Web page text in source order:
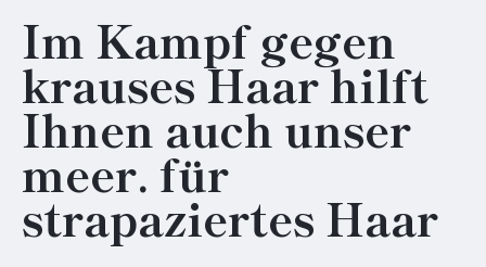
Im Kampf gegen
krauses Haar hilft
Ihnen auch unser
meer. für
strapaziertes Haar